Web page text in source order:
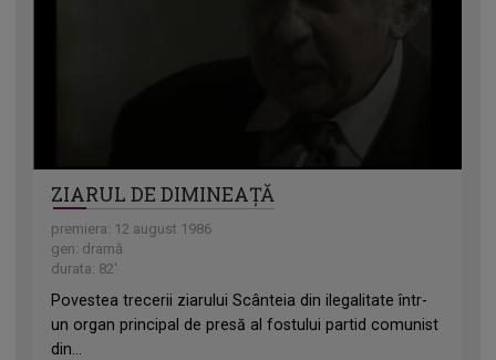
ZIARUL DE DIMINEAȚĂ
premiera: 12 august 1986
gen: dramă
durata: 82'
Povestea trecerii ziarului Scânteia din ilegalitate într-
un organ principal de presă al fostului partid comunist
din...